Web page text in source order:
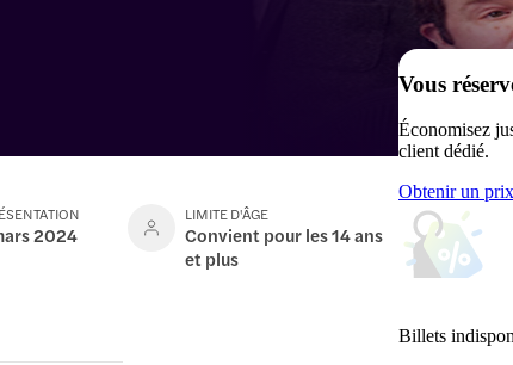
2024
LIMITE D'ÂGE
Convient pour les 14 ans
et plus
Vous
Économisez
client dédié.
Obtenir un
Billets